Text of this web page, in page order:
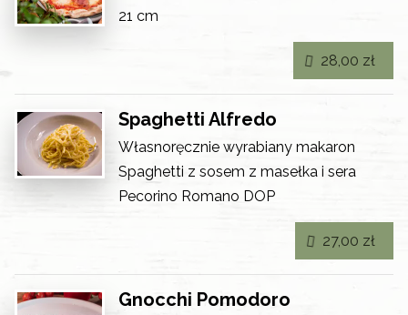
21 cm
Spaghetti Alfredo
Własnoręcznie wyrabiany makaron
Spaghetti z sosem z masełka i sera
Pecorino Romano DOP
Gnocchi Pomodoro